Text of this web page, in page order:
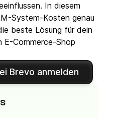
In diesem
System-Kosten genau
beste Lösung für dein
E-Commerce-Shop
Brevo anmelden